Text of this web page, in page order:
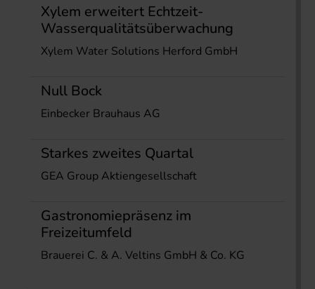
Xylem erweitert Echtzeit-
Wasserqualitätsüberwachung
Xylem Water Solutions Herford GmbH
Null Bock
Einbecker Brauhaus AG
Starkes zweites Quartal
GEA Group Aktiengesellschaft
Gastronomiepräsenz im
Freizeitumfeld
Brauerei C. & A. Veltins GmbH & Co. KG